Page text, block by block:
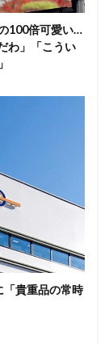
100倍可愛い…
わ」「こうい
貴重品の常時